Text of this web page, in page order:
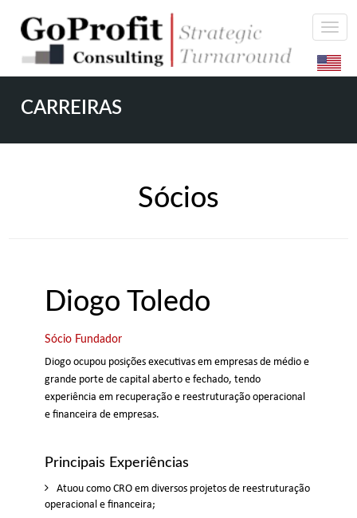
CARREIRAS
Sócios
Diogo Toledo
Sócio Fundador
Diogo ocupou posições executivas em empresas de médio e
grande porte de capital aberto e fechado, tendo
experiência em recuperação e reestruturação operacional
e financeira de empresas.
Principais Experiências
Atuou como CRO em diversos projetos de reestruturação
operacional e financeira;